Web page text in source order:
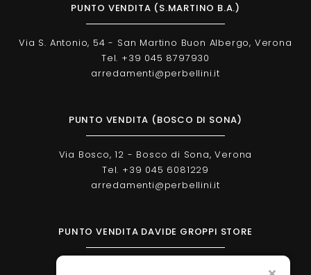
PUNTO VENDITA (S.MARTINO B.A.)
Via S. Antonio, 54 - San Martino Buon Albergo, Verona
Tel. +39 045 8797930
arredamenti@perbellini.it
PUNTO VENDITA (BOSCO DI SONA)
Via Bosco, 12 - Bosco di Sona, Verona
Tel. +39 045 6081229
arredamenti@perbellini.it
PUNTO VENDITA DAVIDE GROPPI STORE